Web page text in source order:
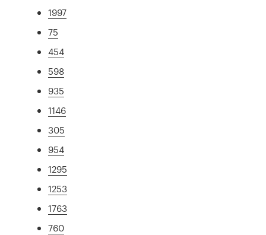
1997
75
454
598
935
1146
305
954
1295
1253
1763
760